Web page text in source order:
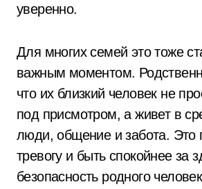
уверенно.
Для многих семей это тоже
важным моментом.
что их близкий человек не
под присмотром, а живет в
люди, общение и забота. Это
тревогу и быть спокойнее за
безопасность родного